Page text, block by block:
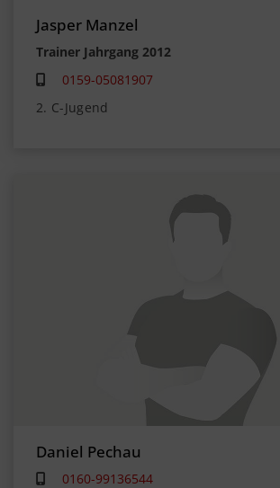
Jasper Manzel
Trainer Jahrgang 2012
0159-05081907
2. C-Jugend
Daniel Pechau
0160-99136544